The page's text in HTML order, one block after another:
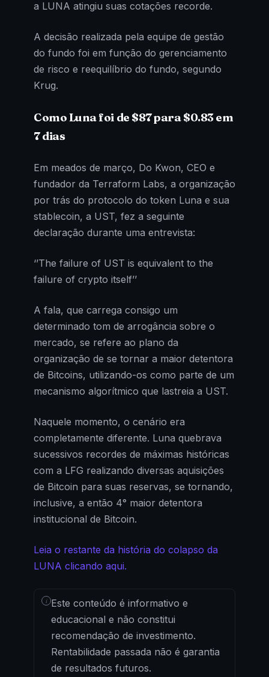
a LUNA atingiu suas cotações recorde.
A decisão realizada pela equipe de gestão
do fundo foi em função do gerenciamento
de risco e reequilíbrio do fundo, segundo
Krug.
Como Luna foi de $87 para $0.83 em
7 dias
Em meados de março, Do Kwon, CEO e
fundador da Terraform Labs, a organização
por trás do protocolo do token Luna e sua
stablecoin, a UST, fez a seguinte
declaração durante uma entrevista:
‘’The failure of UST is equivalent to the
failure of crypto itself’’
A fala, que carrega consigo um
determinado tom de arrogância sobre o
mercado, se refere ao plano da
organização de se tornar a maior detentora
de Bitcoins, utilizando-os como parte de um
mecanismo algorítmico que lastreia a UST.
Naquele momento, o cenário era
completamente diferente. Luna quebrava
sucessivos recordes de máximas históricas
com a LFG realizando diversas aquisições
de Bitcoin para suas reservas, se tornando,
inclusive, a então 4° maior detentora
institucional de Bitcoin.
Leia o restante da história do colapso da
LUNA clicando aqui.
i Este conteúdo é informativo e
educacional e não constitui
recomendação de investimento.
Rentabilidade passada não é garantia
de resultados futuros.